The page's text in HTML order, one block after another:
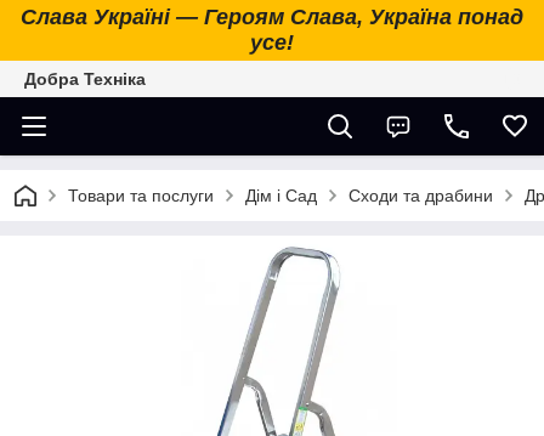
Слава Україні — Героям Слава, Україна понад
усе!
Добра Техніка
Товари та послуги Дім і Сад Сходи та драбини